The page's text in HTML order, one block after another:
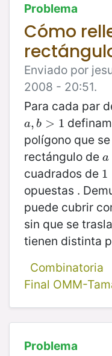
Problema
Cómo
Enviado por
2008 - 20:51.
Para cada par
a, b > 1
a,b>1
polígono que
rectángulo de a
a
cuadrados de 1
1
opuestas .
puede cubrir
sin que se
tienen distinta
Combinatoria
Final OMM-
Problema